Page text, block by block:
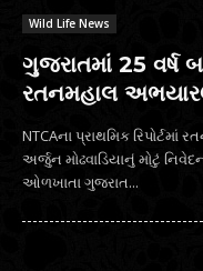
Wild Life News
ગુજરાતમાં 25 વર્ષ
રતનમહાલ
NTCAના પ્રાથમિક રિપોર્ટમાં
અર્જુન મોઢવાડિયાનું મોટું નિવેદન ગીરના એશિયાટિક સિંહ માટે
ઓળખાતા ગુજરાત...